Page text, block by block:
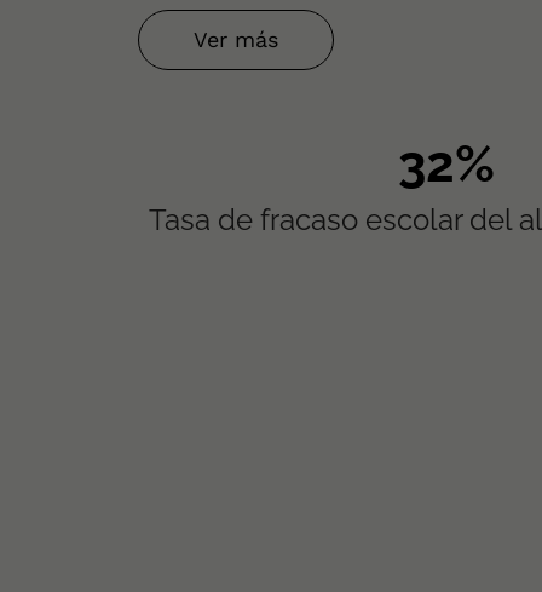
Ver más
63%
Tasa de fracaso escolar del